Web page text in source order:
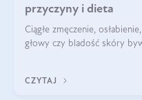
przyczyny i dieta
Ciągłe zmęczenie,
głowy czy bladość skóry
CZYTAJ